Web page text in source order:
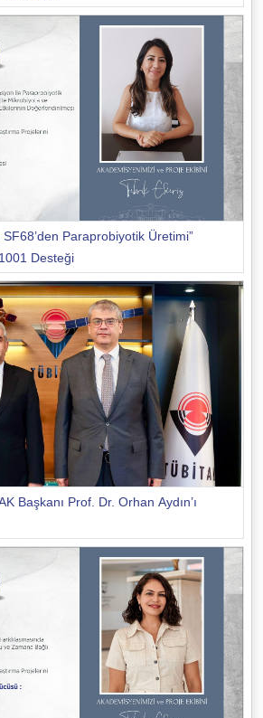
Paraprobiyotik Üretimi”
Desteği
Başkanı Prof. Dr. Orhan Aydın’ı